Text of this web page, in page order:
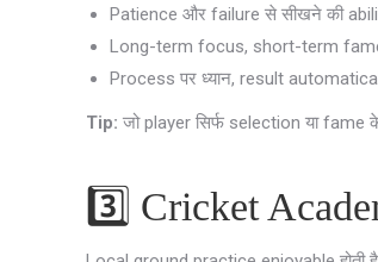
Patience और failure से सीखने की
Long-term focus, short-term
Process पर ध्यान, result
Tip: जो player सिर्फ selection या fame
3️⃣ Cricket